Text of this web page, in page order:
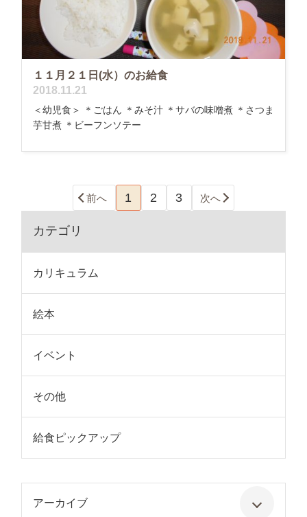
１１月２１日(水）のお給食
2018.11.21
＜幼児食＞ ＊ごはん ＊みそ汁 ＊サバの味噌煮 ＊さつま
芋甘煮 ＊ビーフンソテー
前へ 1 2 3 次へ
カテゴリ
カリキュラム
絵本
イベント
その他
給食ピックアップ
アーカイブ